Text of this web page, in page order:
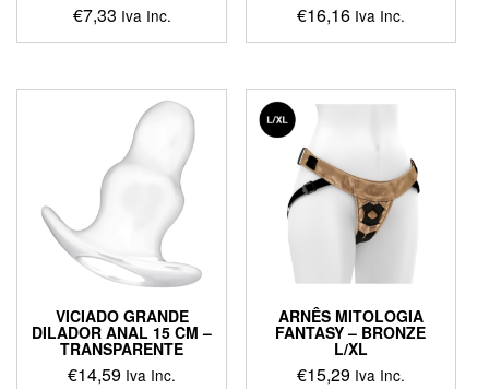
€7,33 Iva Inc. €16,16 Iva Inc.
VICIADO GRANDE
DILADOR ANAL 15 CM –
TRANSPARENTE
€14,59 Iva Inc.
ARNÊS MITOLOGIA
FANTASY – BRONZE
L/XL
€15,29 Iva Inc.